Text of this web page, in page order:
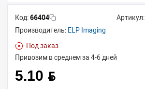
Код:66404 Артикул:
Производитель: ELP Imaging
Под заказ
Привозим в среднем за 4-6 дней
5.10 BYN